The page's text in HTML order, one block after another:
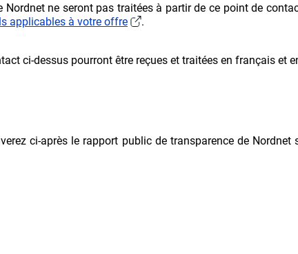
ne seront pas traitées à partir de ce point de
applicables à votre offre .
ci-dessus pourront être reçues et traitées en français et
ci-après le rapport public de transparence de